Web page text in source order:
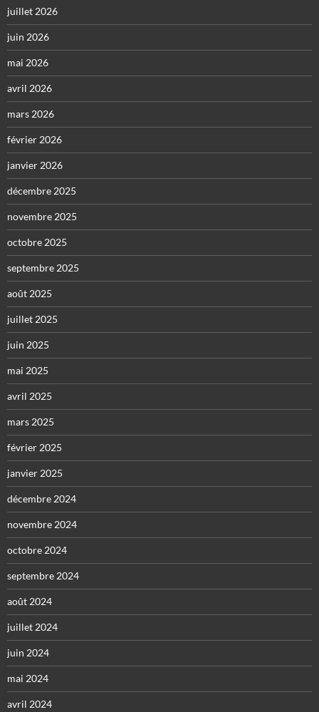
juillet 2026
juin 2026
mai 2026
avril 2026
mars 2026
février 2026
janvier 2026
décembre 2025
novembre 2025
octobre 2025
septembre 2025
août 2025
juillet 2025
juin 2025
mai 2025
avril 2025
mars 2025
février 2025
janvier 2025
décembre 2024
novembre 2024
octobre 2024
septembre 2024
août 2024
juillet 2024
juin 2024
mai 2024
avril 2024